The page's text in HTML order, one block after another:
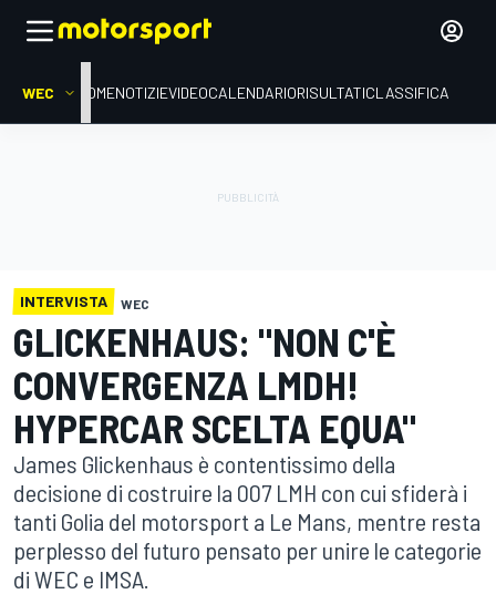
WEC HOMENOTIZIEVIDEOCALENDARIORISULTATICLASSIFICA
INTERVISTA WEC
GLICKENHAUS: "NON C'È
CONVERGENZA LMDH!
HYPERCAR SCELTA EQUA"
James Glickenhaus è contentissimo della
decisione di costruire la 007 LMH con cui sfiderà i
tanti Golia del motorsport a Le Mans, mentre resta
perplesso del futuro pensato per unire le categorie
di WEC e IMSA.